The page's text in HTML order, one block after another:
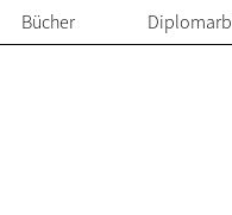
Bücher